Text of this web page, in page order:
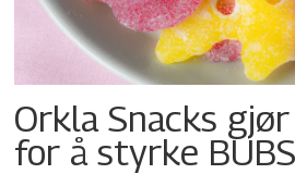
Orkla Snacks
for å styrke BUBS